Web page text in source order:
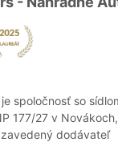
spoločnosť so
177/27 v
dodávateľ